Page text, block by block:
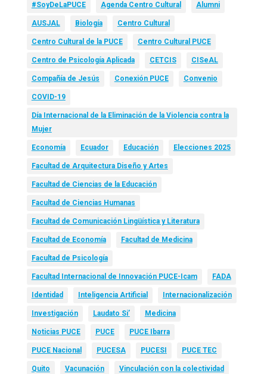
#SoyDeLaPUCE Agenda Centro Cultural Alumni
AUSJAL Biología Centro Cultural
Centro Cultural de la PUCE Centro Cultural PUCE
Centro de Psicología Aplicada CETCIS CISeAL
Compañía de Jesús Conexión PUCE Convenio
COVID-19
Día Internacional de la Eliminación de la Violencia contra la
Mujer
Economía Ecuador Educación Elecciones 2025
Facultad de Arquitectura Diseño y Artes
Facultad de Ciencias de la Educación
Facultad de Ciencias Humanas
Facultad de Comunicación Lingüística y Literatura
Facultad de Economía Facultad de Medicina
Facultad de Psicología
Facultad Internacional de Innovación PUCE-Icam FADA
Identidad Inteligencia Artificial Internacionalización
Investigación Laudato Si’ Medicina
Noticias PUCE PUCE PUCE Ibarra
PUCE Nacional PUCESA PUCESI PUCE TEC
Quito Vacunación Vinculación con la colectividad